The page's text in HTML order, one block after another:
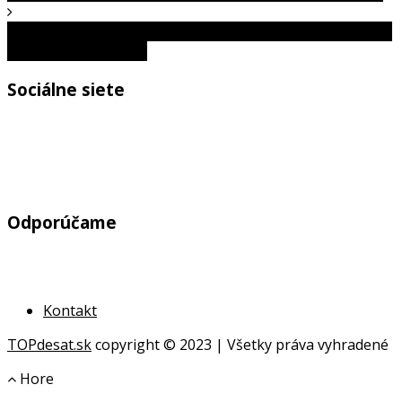
Sociálne siete
Odporúčame
Kontakt
TOPdesat.skcopyright © 2023 | Všetky práva vyhradené
Hore